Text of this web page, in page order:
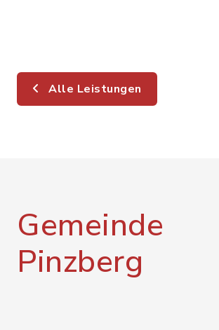
Alle Leistungen
Gemeinde
Pinzberg